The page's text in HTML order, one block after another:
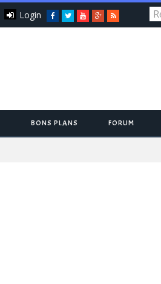
Facebook
TwitterYou
Tube
Google+
RSS
Login
BONS PLANS FORUM